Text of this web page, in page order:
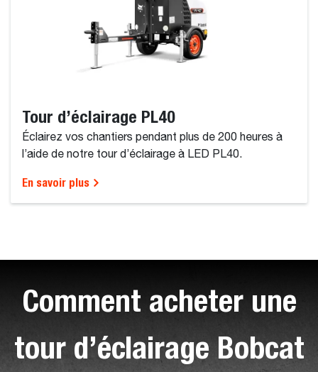
Tour d’éclairage PL40
Éclairez vos chantiers pendant plus de 200 heures à
l’aide de notre tour d’éclairage à LED PL40.
En savoir plus
Comment acheter une
tour d’éclairage Bobcat